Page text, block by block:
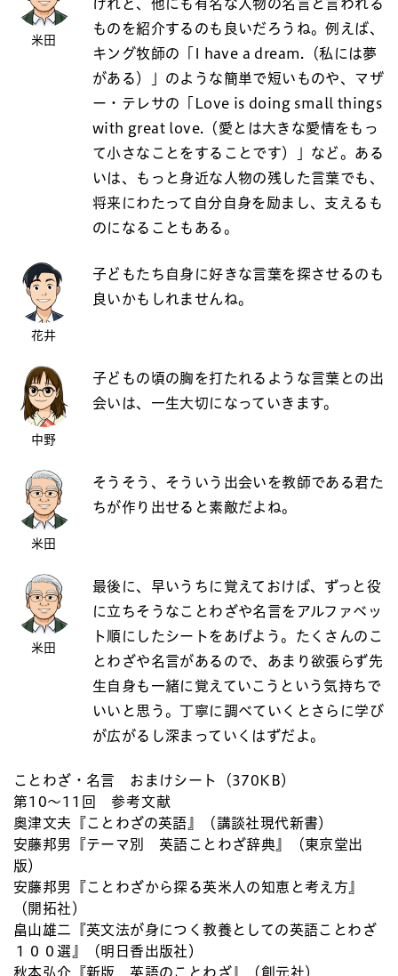
米田
けれど、他にも有名な人物の名言と言われる
ものを紹介するのも良いだろうね。例えば、
キング牧師の「I have a dream.（私には夢
がある）」のような簡単で短いものや、マザ
ー・テレサの「Love is doing small things
with great love.（愛とは大きな愛情をもっ
て小さなことをすることです）」など。ある
いは、もっと身近な人物の残した言葉でも、
将来にわたって自分自身を励まし、支えるも
のになることもある。
花井
子どもたち自身に好きな言葉を探させるのも
良いかもしれませんね。
中野
子どもの頃の胸を打たれるような言葉との出
会いは、一生大切になっていきます。
米田
そうそう、そういう出会いを教師である君た
ちが作り出せると素敵だよね。
米田
最後に、早いうちに覚えておけば、ずっと役
に立ちそうなことわざや名言をアルファベッ
ト順にしたシートをあげよう。たくさんのこ
とわざや名言があるので、あまり欲張らず先
生自身も一緒に覚えていこうという気持ちで
いいと思う。丁寧に調べていくとさらに学び
が広がるし深まっていくはずだよ。
ことわざ・名言 おまけシート（370KB）
第10～11回 参考文献
奥津文夫『ことわざの英語』（講談社現代新書）
安藤邦男『テーマ別 英語ことわざ辞典』（東京堂出
版）
安藤邦男『ことわざから探る英米人の知恵と考え方』
（開拓社）
畠山雄二『英文法が身につく教養としての英語ことわざ
１００選』（明日香出版社）
秋本弘介『新版 英語のことわざ』（創元社）